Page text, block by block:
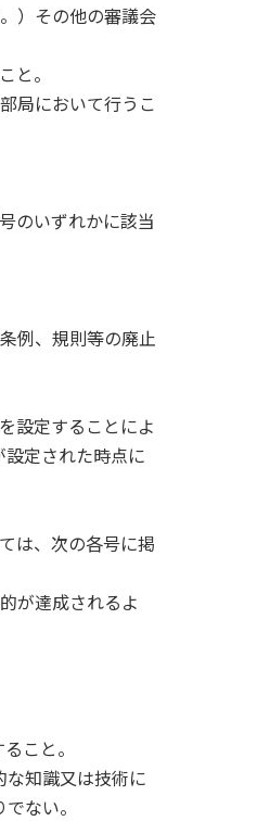
）その他の審議会
と。
局において行うこ
のいずれかに該当
例、規則等の廃止
設定することによ
定された時点に
は、次の各号に掲
が達成されるよ
こと。
知識又は技術に
ない。